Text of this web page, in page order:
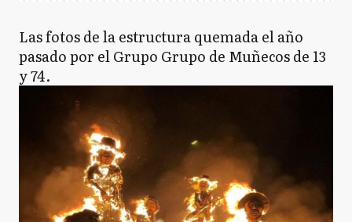
Las fotos de la estructura quemada el año
pasado por el Grupo Grupo de Muñecos de 13
y 74.